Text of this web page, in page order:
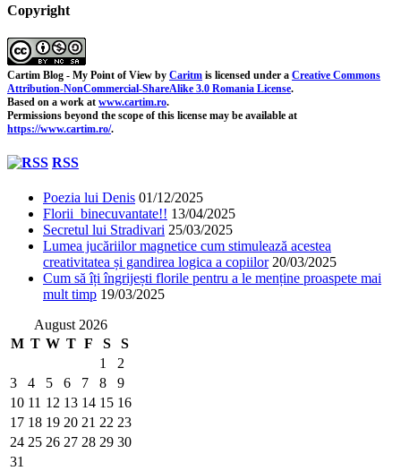
Copyright
Cartim Blog - My Point of View by Caritm is licensed under a Creative Commons
Attribution-NonCommercial-ShareAlike 3.0 Romania License.
Based on a work at www.cartim.ro.
Permissions beyond the scope of this license may be available at
https://www.cartim.ro/.
RSS
Poezia lui Denis 01/12/2025
Florii binecuvantate!! 13/04/2025
Secretul lui Stradivari 25/03/2025
Lumea jucăriilor magnetice cum stimulează acestea
creativitatea și gandirea logica a copiilor 20/03/2025
Cum să îți îngrijești florile pentru a le menține proaspete mai
mult timp 19/03/2025
August 2026
M T W T F S
S
1
2
3
4 5 6 7 8
9
10 11 12 13 14 15 16
17 18 19 20 21 22 23
24 25 26 27 28 29 30
31